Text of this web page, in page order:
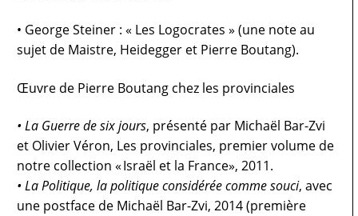
• George Steiner : « Les Logocrates » (une note au
sujet de Maistre, Heidegger et Pierre Boutang).
Œuvre de Pierre Boutang chez les provinciales
•La Guerre de six jours, présenté par Michaël Bar-Zvi
et Olivier Véron, Les provinciales, premier volume de
notre collection « Israël et la France», 2011.
•La Politique, la politique considérée comme souci, avec
une postface de Michaël Bar-Zvi, 2014 (première